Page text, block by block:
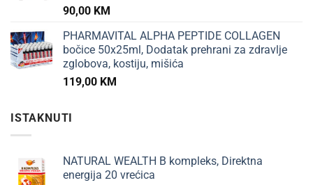
90,00 KM
PHARMAVITAL ALPHA PEPTIDE COLLAGEN
bočice 50x25ml, Dodatak prehrani za zdravlje
zglobova, kostiju, mišića
119,00 KM
ISTAKNUTI
NATURAL WEALTH B kompleks, Direktna
energija 20 vrećica